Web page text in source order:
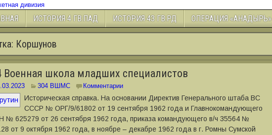
ИСТОРИЯ 4 ГВ.ПАД ИСТОРИЯ 43 ГВ.РД ОПЕРАЦИЯ «АНАДЫРЬ»
Коршунов
Военная школа младших специалистов
304 ВШМС Комментарии
Историческая справка. На основании Директив Генерального штаба ВС
СССР № ОРГ/9/61802 от 19 сентября 1962 года и Главнокомандующего
№ 625279 от 26 сентября 1962 года, приказа командующего в/ч 35564 №
от 9 октября 1962 года, в ноябре – декабре 1962 года в г. Ромны Сумской